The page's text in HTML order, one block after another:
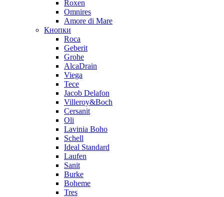
Roxen
Omnires
Amore di Mare
Кнопки
Roca
Geberit
Grohe
AlcaDrain
Viega
Tece
Jacob Delafon
Villeroy&Boch
Cersanit
Oli
Lavinia Boho
Schell
Ideal Standard
Laufen
Sanit
Burke
Boheme
Tres